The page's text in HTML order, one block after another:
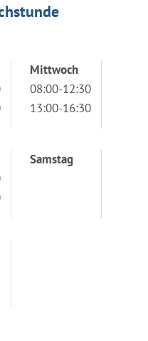
Mittwoch
08:00-12:30
13:00-16:30
Samstag